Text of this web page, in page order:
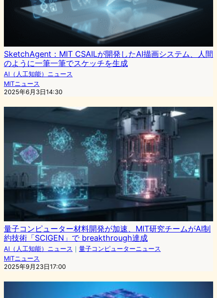
SketchAgent：MIT CSAILが開発したAI描画システム、人間
のように一筆一筆でスケッチを生成
AI（人工知能）ニュース
MITニュース
2025年6月3日14:30
量子コンピューター材料開発が加速、MIT研究チームがAI制
約技術「SCIGEN」で breakthrough達成
AI（人工知能）ニュース ｜ 量子コンピューターニュース
MITニュース
2025年9月23日17:00